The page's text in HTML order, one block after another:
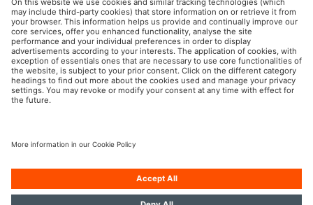
OSRAM Automotive na sociální síti
Přístupnost